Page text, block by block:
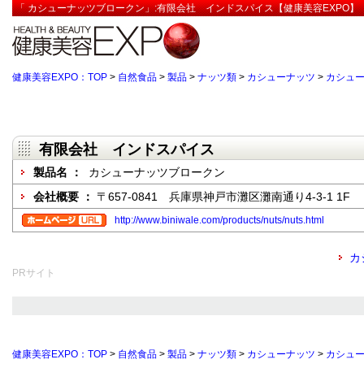
「 カシューナッツブロークン」:有限会社 インドスパイス【健康美容EXPO】
健康美容EXPO：TOP > 自然食品 > 製品 > ナッツ類 > カシューナッツ > カシュ
有限会社 インドスパイス
製品名 ：
カシューナッツブロークン
会社概要 ： 〒657-0841 兵庫県神戸市灘区灘南通り4-3-1 1F
http://www.biniwale.com/products/nuts/nuts.html
カ
PRサイト
健康美容EXPO：TOP > 自然食品 > 製品 > ナッツ類 > カシューナッツ > カシュ